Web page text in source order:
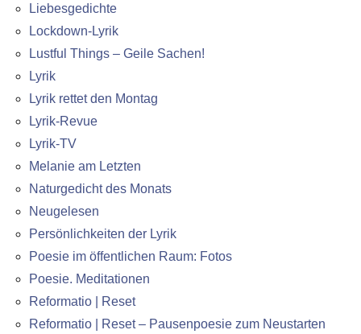
Liebesgedichte
Lockdown-Lyrik
Lustful Things – Geile Sachen!
Lyrik
Lyrik rettet den Montag
Lyrik-Revue
Lyrik-TV
Melanie am Letzten
Naturgedicht des Monats
Neugelesen
Persönlichkeiten der Lyrik
Poesie im öffentlichen Raum: Fotos
Poesie. Meditationen
Reformatio | Reset
Reformatio | Reset – Pausenpoesie zum Neustarten